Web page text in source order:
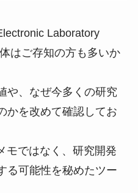
Laboratory
はご存知の方も多いか
や、なぜ今多くの研究
かを改めて確認してお
モではなく、研究開発
る可能性を秘めたツー